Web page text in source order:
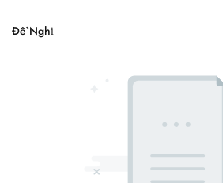
Đề Nghị